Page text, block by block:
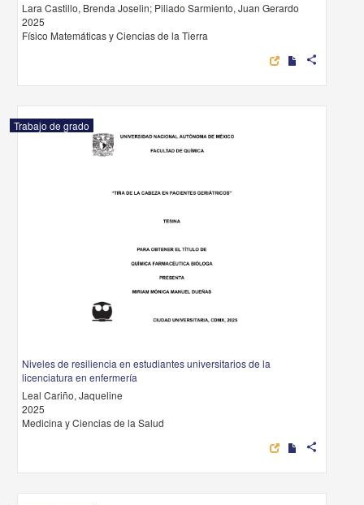
Lara Castillo, Brenda Joselin; Piliado Sarmiento, Juan Gerardo
2025
Físico Matemáticas y Ciencias de la Tierra
share
Trabajo de grado
Niveles de resiliencia en estudiantes universitarios de la
licenciatura en enfermería
Leal Cariño, Jaqueline
2025
Medicina y Ciencias de la Salud
share